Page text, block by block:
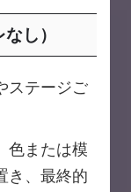
し）
ステージご
色または模
き、最終的